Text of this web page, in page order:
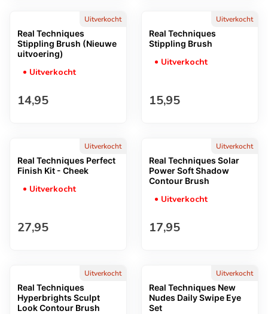
Uitverkocht
Real Techniques
Stippling Brush (Nieuwe
uitvoering)
Uitverkocht
Normale prijs
14,95
Uitverkocht
Real Techniques
Stippling Brush
Uitverkocht
Normale prijs
15,95
Uitverkocht
Real Techniques Perfect
Finish Kit - Cheek
Uitverkocht
Normale prijs
27,95
Uitverkocht
Real Techniques Solar
Power Soft Shadow
Contour Brush
Uitverkocht
Normale prijs
17,95
Uitverkocht
Real Techniques
Hyperbrights Sculpt
Look Contour Brush
Uitverkocht
Real Techniques New
Nudes Daily Swipe Eye
Set